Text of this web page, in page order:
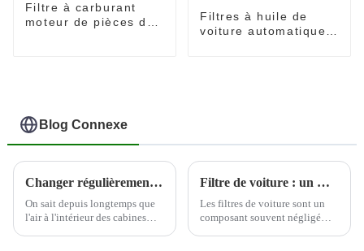
Filtre à carburant
moteur de pièces de
Filtres à huile de
voiture automatique
Blog Connexe
Changer régulièrement les filtres à air de la cabine peut aider à protéger la santé du conducteur
On sait depuis longtemps que
l'air à l'intérieur des cabines
Filtre de voiture : un moyen rentable d'améliorer les performances du moteur
Les filtres de voiture sont un
composant souvent négligé